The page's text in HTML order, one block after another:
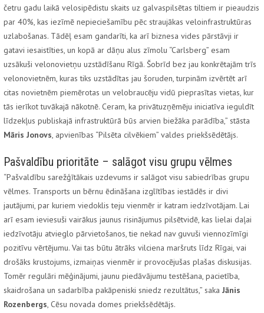
četru gadu laikā velosipēdistu skaits uz galvaspilsētas tiltiem ir pieaudzis
par 40%, kas iezīmē nepieciešamību pēc straujākas veloinfrastruktūras
uzlabošanas. Tādēļ esam gandarīti, ka arī biznesa vides pārstāvji ir
gatavi iesaistīties, un kopā ar dāņu alus zīmolu “Carlsberg” esam
uzsākuši velonovietņu uzstādīšanu Rīgā. Šobrīd bez jau konkrētajām trīs
velonovietnēm, kuras tiks uzstādītas jau šoruden, turpinām izvērtēt arī
citas novietnēm piemērotas un velobraucēju vidū pieprasītas vietas, kur
tās ierīkot tuvākajā nākotnē. Ceram, ka privātuzņēmēju iniciatīva ieguldīt
līdzekļus publiskajā infrastruktūrā būs arvien biežāka parādība,” stāsta
Māris Jonovs, apvienības “Pilsēta cilvēkiem” valdes priekšsēdētājs.
Pašvaldību prioritāte – salāgot visu grupu vēlmes
“Pašvaldību sarežģītākais uzdevums ir salāgot visu sabiedrības grupu
vēlmes. Transports un bērnu ēdināšana izglītības iestādēs ir divi
jautājumi, par kuriem viedoklis teju vienmēr ir katram iedzīvotājam. Lai
arī esam ieviesuši vairākus jaunus risinājumus pilsētvidē, kas lielai daļai
iedzīvotāju atvieglo pārvietošanos, tie nekad nav guvuši viennozīmīgi
pozitīvu vērtējumu. Vai tas būtu ātrāks vilciena maršruts līdz Rīgai, vai
drošāks krustojums, izmaiņas vienmēr ir provocējušas plašas diskusijas.
Tomēr regulāri mēģinājumi, jaunu piedāvājumu testēšana, pacietība,
skaidrošana un sadarbība pakāpeniski sniedz rezultātus,” saka Jānis
Rozenbergs, Cēsu novada domes priekšsēdētājs.